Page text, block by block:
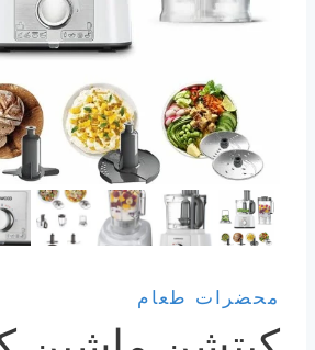
محضرات طعام